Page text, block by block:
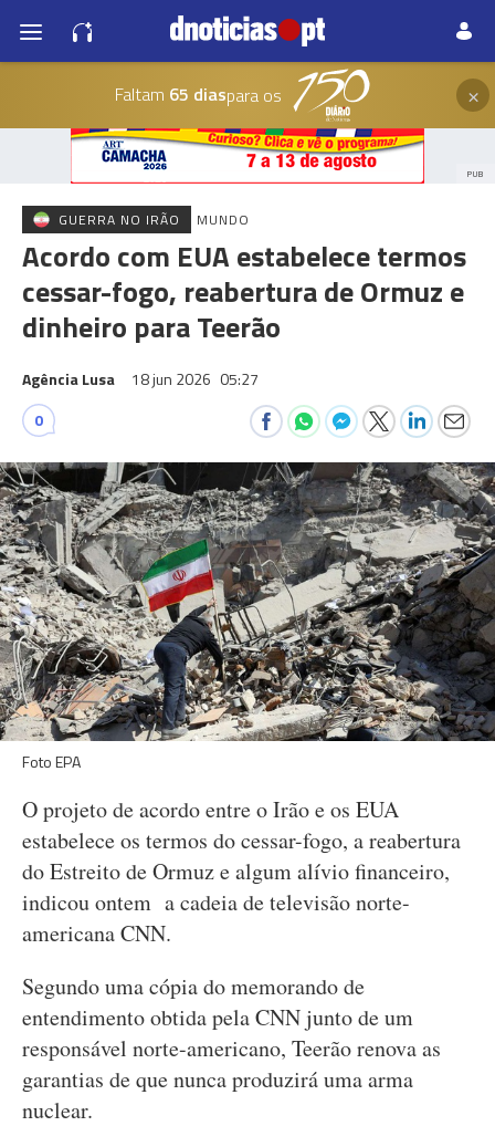
Faltam 65 diaspara os ×
PUB
GUERRA NO IRÃO MUNDO
Acordo com EUA estabelece termos
cessar-fogo, reabertura de Ormuz e
dinheiro para Teerão
Agência Lusa 18 jun 2026 05:27
0
Foto EPA
O projeto de acordo entre o Irão e os EUA
estabelece os termos do cessar-fogo, a reabertura
do Estreito de Ormuz e algum alívio financeiro,
indicou ontem a cadeia de televisão norte-
americana CNN.
Segundo uma cópia do memorando de
entendimento obtida pela CNN junto de um
responsável norte-americano, Teerão renova as
garantias de que nunca produzirá uma arma
nuclear.